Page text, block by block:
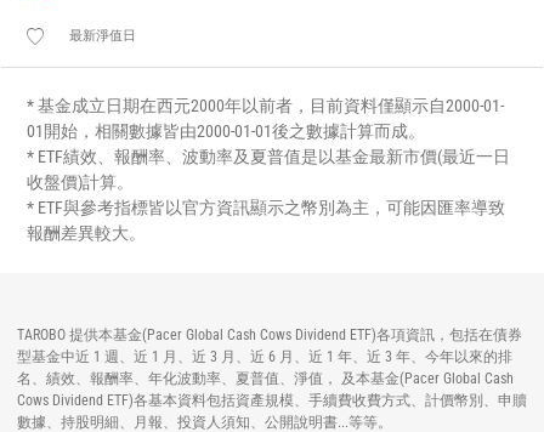
最新淨值日
* 基金成立日期在西元2000年以前者，目前資料僅顯示自2000-01-
01開始，相關數據皆由2000-01-01後之數據計算而成。
* ETF績效、報酬率、波動率及夏普值是以基金最新市價(最近一日
收盤價)計算。
* ETF與參考指標皆以官方資訊顯示之幣別為主，可能因匯率導致
報酬差異較大。
TAROBO 提供本基金(Pacer Global Cash Cows Dividend ETF)各項資訊，包括在債券
型基金中近 1 週、近 1 月、近 3 月、近 6 月、近 1 年、近 3 年、今年以來的排
名、績效、報酬率、年化波動率、夏普值、淨值， 及本基金(Pacer Global Cash
Cows Dividend ETF)各基本資料包括資產規模、手續費收費方式、計價幣別、申贖
數據、持股明細、月報、投資人須知、公開說明書...等等。